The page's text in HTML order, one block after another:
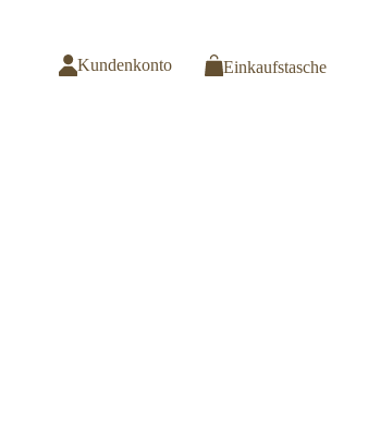
Kundenkonto Einkaufstasche